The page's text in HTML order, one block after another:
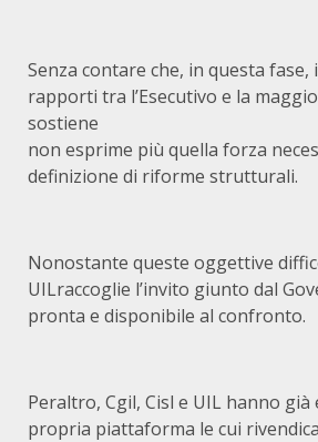
Senza contare che, in questa fase,
rapporti tra l’Esecutivo e la
sostiene
non esprime più quella forza
definizione di riforme strutturali.
Nonostante queste oggettive
UILraccoglie l’invito giunto dal
pronta e disponibile al confronto.
Peraltro, Cgil, Cisl e UIL hanno
propria piattaforma le cui